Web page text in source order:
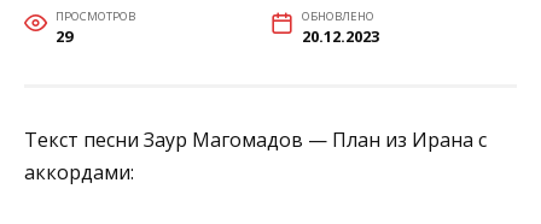
ПРОСМОТРОВ
29
ОБНОВЛЕНО
20.12.2023
Текст песни Заур Магомадов — План из Ирана с
аккордами: